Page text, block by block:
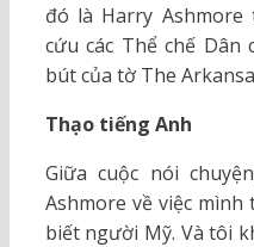
đó là Harry
cứu các Thể chế
bút của tờ The
Thạo tiếng Anh
Giữa cuộc nói
Ashmore về việc
biết người Mỹ. Và tôi